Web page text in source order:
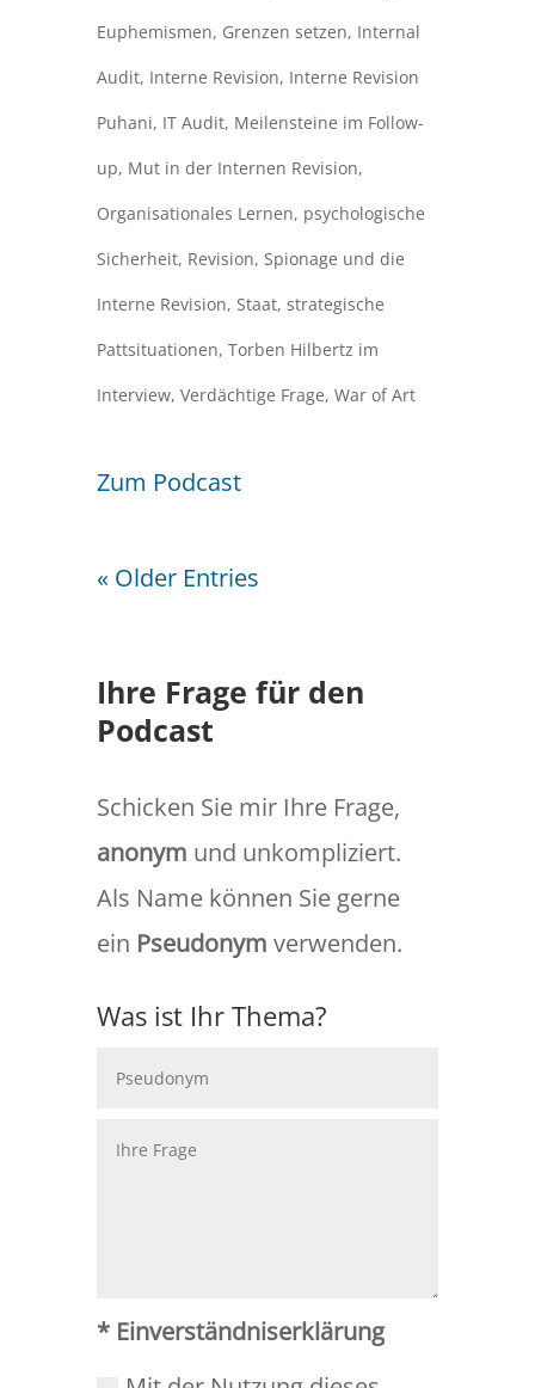
Euphemismen, Grenzen setzen, Internal
Audit, Interne Revision, Interne Revision
Puhani, IT Audit, Meilensteine im Follow-
up, Mut in der Internen Revision,
Organisationales Lernen, psychologische
Sicherheit, Revision, Spionage und die
Interne Revision, Staat, strategische
Pattsituationen, Torben Hilbertz im
Interview, Verdächtige Frage, War of Art
Zum Podcast
« Older Entries
Ihre Frage für den
Podcast
Schicken Sie mir Ihre Frage,
anonym und unkompliziert.
Als Name können Sie gerne
ein Pseudonym verwenden.
Was ist Ihr Thema?
* Einverständniserklärung